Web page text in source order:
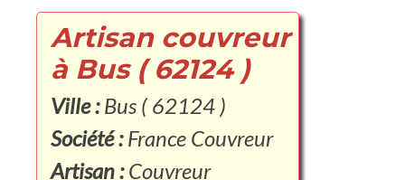
Artisan couvreur
à Bus ( 62124 )
Ville :Bus ( 62124 )
Société :France Couvreur
Artisan :Couvreur